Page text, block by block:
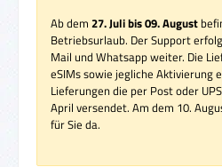
Ab dem 27. Juli bis 09. August
Betriebsurlaub. Der Support
Mail und Whatsapp weiter. Die
eSIMs sowie jegliche Aktivierung
Lieferungen die per Post oder
April versendet. Am dem 10.
für Sie da.